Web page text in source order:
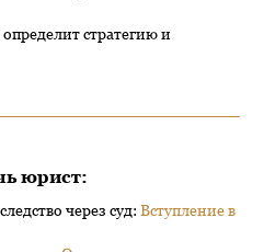
стратегию и
юрист:
через суд:Вступление в